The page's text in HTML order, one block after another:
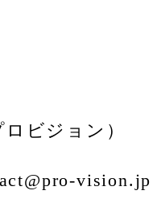
ビジョン）
vision.jp